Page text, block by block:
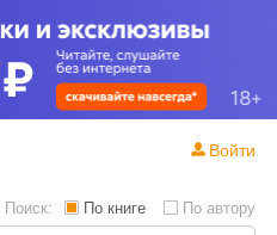
Поиск: По книге По автору
Войти